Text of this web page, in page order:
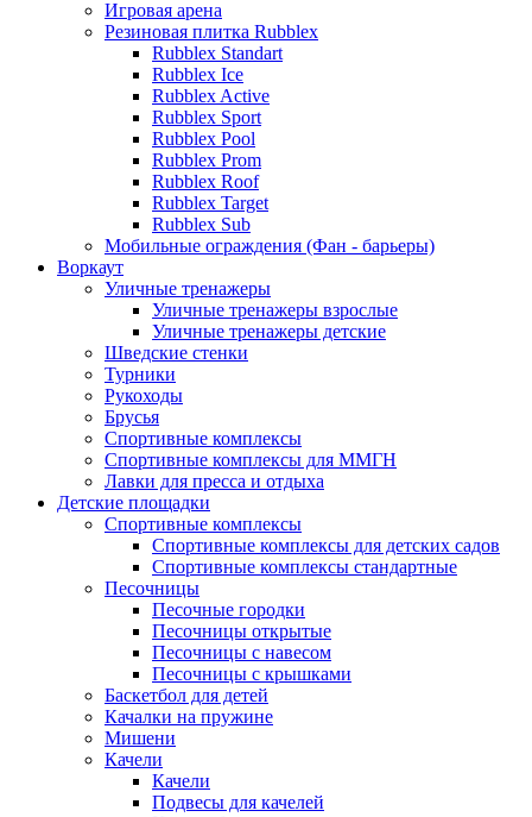
Игровая арена
Резиновая плитка Rubblex
Rubblex Standart
Rubblex Ice
Rubblex Active
Rubblex Sport
Rubblex Pool
Rubblex Prom
Rubblex Roof
Rubblex Target
Rubblex Sub
Мобильные ограждения (Фан - барьеры)
Воркаут
Уличные тренажеры
Уличные тренажеры взрослые
Уличные тренажеры детские
Шведские стенки
Турники
Рукоходы
Брусья
Спортивные комплексы
Спортивные комплексы для ММГН
Лавки для пресса и отдыха
Детские площадки
Спортивные комплексы
Спортивные комплексы для детских садов
Спортивные комплексы стандартные
Песочницы
Песочные городки
Песочницы открытые
Песочницы с навесом
Песочницы с крышками
Баскетбол для детей
Качалки на пружине
Мишени
Качели
Качели
Подвесы для качелей